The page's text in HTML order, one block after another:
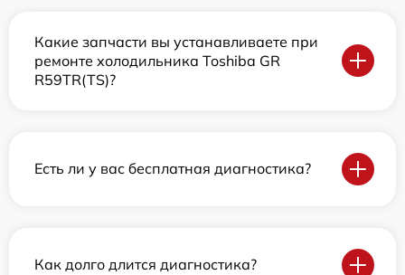
Какие запчасти вы устанавливаете при
ремонте холодильника Toshiba GR
R59TR(TS)?
Есть ли у вас бесплатная диагностика?
Как долго длится диагностика?